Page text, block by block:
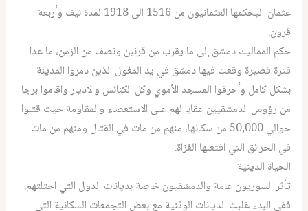
عثمان ليحكمها العثمانيون من 1516 الى 1918 لمدة نيف وأربعة
قرون.
حكم المماليك دمشق إلى ما يقرب من قرنين ونصف من الزمن، ما عدا
فترة قصيرة وقعت فيها دمشق في يد المغول الذين دمروا المدينة
بشكل كامل وأحرقوا المسجد الأموي وكل الكنائس والاديار واقاموا برجا
من رؤوس الدمشقيين عقابا لهم على الاستعصاء والمقاومة حيث قتلوا
حوالي 50,000 من سكانها، منهم من مات في القتال ومنهم من مات
في الحرائق التي افتعلها الغزاة.
الحياة الدينية
تأثر السوريون عامة والدمشقيون خاصة بديانات الدول التي احتلتهم.
ففي البدء غلبت الديانات الوثنية مع بعض التجمعات السكانية التي